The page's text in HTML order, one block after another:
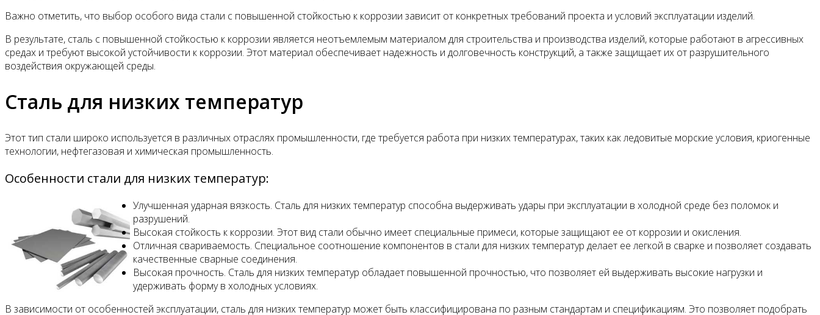
Важно отметить, что выбор особого вида стали с повышенной стойкостью к коррозии зависит от конкретных требований проекта и условий эксплуатации изделий.
В результате, сталь с повышенной стойкостью к коррозии является неотъемлемым материалом для строительства и производства изделий, которые работают в агрессивных
средах и требуют высокой устойчивости к коррозии. Этот материал обеспечивает надежность и долговечность конструкций, а также защищает их от разрушительного
воздействия окружающей среды.
Сталь для низких температур
Этот тип стали широко используется в различных отраслях промышленности, где требуется работа при низких температурах, таких как ледовитые морские условия, криогенные
технологии, нефтегазовая и химическая промышленность.
Особенности стали для низких температур:
Улучшенная ударная вязкость. Сталь для низких температур способна выдерживать удары при эксплуатации в холодной среде без поломок и
разрушений.
Высокая стойкость к коррозии. Этот вид стали обычно имеет специальные примеси, которые защищают ее от коррозии и окисления.
Отличная свариваемость. Специальное соотношение компонентов в стали для низких температур делает ее легкой в сварке и позволяет создавать
качественные сварные соединения.
Высокая прочность. Сталь для низких температур обладает повышенной прочностью, что позволяет ей выдерживать высокие нагрузки и
удерживать форму в холодных условиях.
В зависимости от особенностей эксплуатации, сталь для низких температур может быть классифицирована по разным стандартам и спецификациям. Это позволяет подобрать